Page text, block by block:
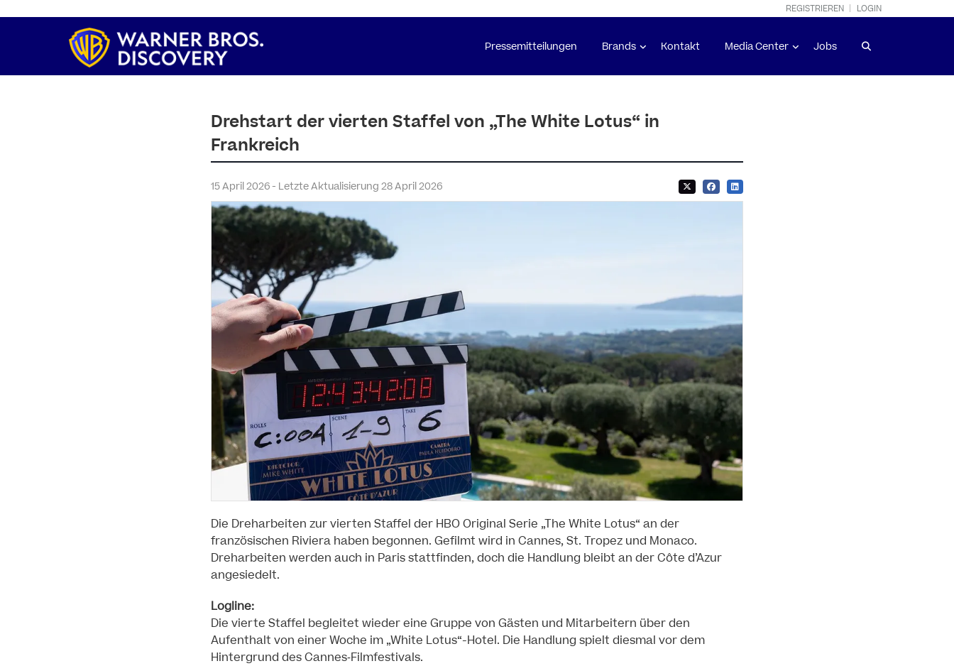
REGISTRIEREN LOGIN
Pressemitteilungen Brands Kontakt Media Center Jobs
Drehstart der vierten Staffel von „The White Lotus“ in
Frankreich
15 April 2026 - Letzte Aktualisierung 28 April 2026
Die Dreharbeiten zur vierten Staffel der HBO Original Serie „The White Lotus“ an der
französischen Riviera haben begonnen. Gefilmt wird in Cannes, St. Tropez und Monaco.
Dreharbeiten werden auch in Paris stattfinden, doch die Handlung bleibt an der Côte d’Azur
angesiedelt.
Logline:
Die vierte Staffel begleitet wieder eine Gruppe von Gästen und Mitarbeitern über den
Aufenthalt von einer Woche im „White Lotus“-Hotel. Die Handlung spielt diesmal vor dem
Hintergrund des Cannes‑Filmfestivals.